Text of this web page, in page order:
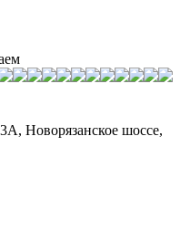
Новорязанское шоссе,